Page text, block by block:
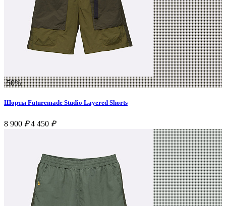
-50%
Шорты Futuremade Studio Layered Shorts
8 900 ₽ 4 450 ₽